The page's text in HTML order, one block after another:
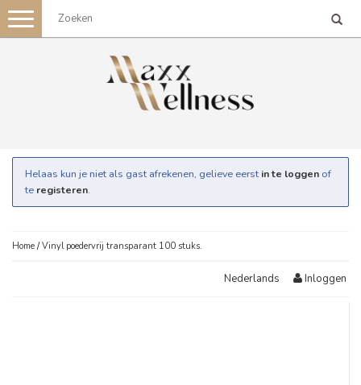
Toggle
navigation
Helaas kun je niet als gast afrekenen, gelieve eerst in te loggen of
te registeren.
Home /Vinyl poedervrij transparant 100 stuks.
Nederlands Inloggen